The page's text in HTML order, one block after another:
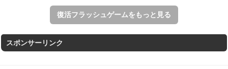
復活フラッシュゲームをもっと見る
スポンサーリンク